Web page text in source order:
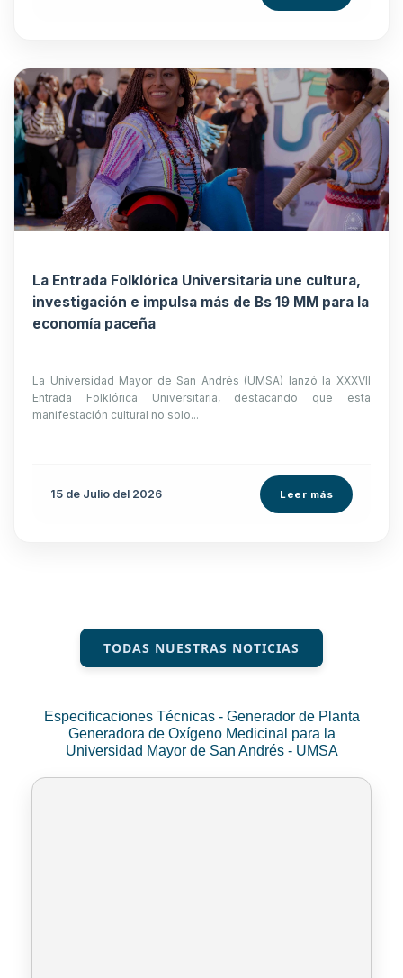
La Entrada Folklórica Universitaria une cultura,
investigación e impulsa más de Bs 19 MM para la
economía paceña
La Universidad Mayor de San Andrés (UMSA) lanzó la XXXVII
Entrada Folklórica Universitaria, destacando que esta
manifestación cultural no solo...
15 de Julio del 2026 Leer más
TODAS NUESTRAS NOTICIAS
Especificaciones Técnicas - Generador de Planta
Generadora de Oxígeno Medicinal para la
Universidad Mayor de San Andrés - UMSA